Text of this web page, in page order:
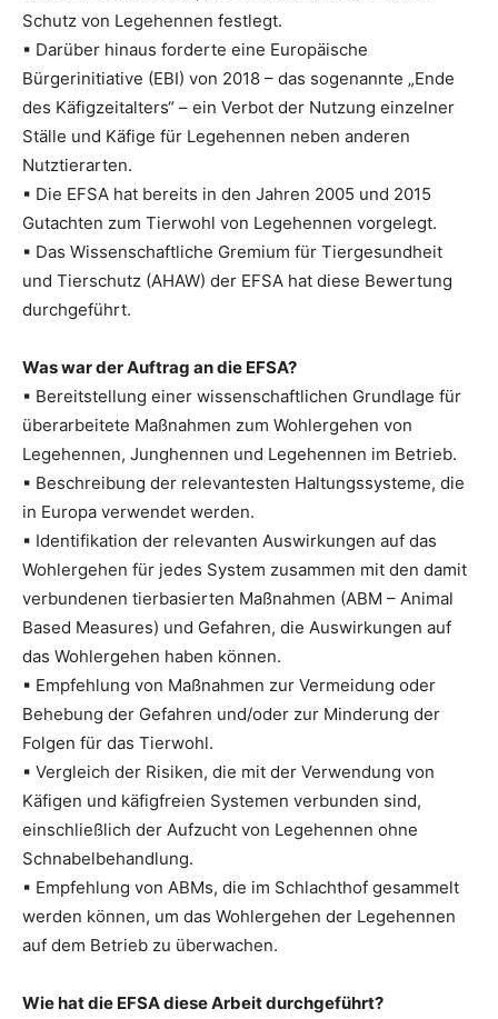
Schutz von Legehennen festlegt.
▪ Darüber hinaus forderte eine Europäische
Bürgerinitiative (EBI) von 2018 – das sogenannte „Ende
des Käfigzeitalters“ – ein Verbot der Nutzung einzelner
Ställe und Käfige für Legehennen neben anderen
Nutztierarten.
▪ Die EFSA hat bereits in den Jahren 2005 und 2015
Gutachten zum Tierwohl von Legehennen vorgelegt.
▪ Das Wissenschaftliche Gremium für Tiergesundheit
und Tierschutz (AHAW) der EFSA hat diese Bewertung
durchgeführt.
Was war der Auftrag an die EFSA?
▪ Bereitstellung einer wissenschaftlichen Grundlage für
überarbeitete Maßnahmen zum Wohlergehen von
Legehennen, Junghennen und Legehennen im Betrieb.
▪ Beschreibung der relevantesten Haltungssysteme, die
in Europa verwendet werden.
▪ Identifikation der relevanten Auswirkungen auf das
Wohlergehen für jedes System zusammen mit den damit
verbundenen tierbasierten Maßnahmen (ABM – Animal
Based Measures) und Gefahren, die Auswirkungen auf
das Wohlergehen haben können.
▪ Empfehlung von Maßnahmen zur Vermeidung oder
Behebung der Gefahren und/oder zur Minderung der
Folgen für das Tierwohl.
▪ Vergleich der Risiken, die mit der Verwendung von
Käfigen und käfigfreien Systemen verbunden sind,
einschließlich der Aufzucht von Legehennen ohne
Schnabelbehandlung.
▪ Empfehlung von ABMs, die im Schlachthof gesammelt
werden können, um das Wohlergehen der Legehennen
auf dem Betrieb zu überwachen.
Wie hat die EFSA diese Arbeit durchgeführt?